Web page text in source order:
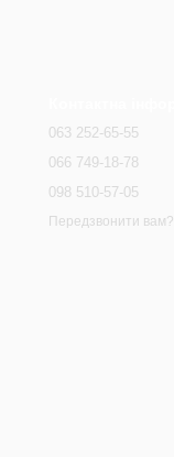
063 252-65-55
066 749-18-78
098 510-57-05
Передзвонити вам?